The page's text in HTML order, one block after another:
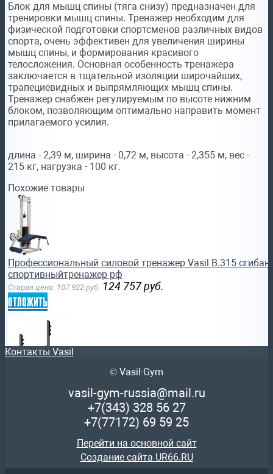
Блок для мышц спины (тяга снизу) предназначен для
тренировки мышц спины. Тренажер необходим для
физической подготовки спортсменов различных видов
спорта, очень эффективен для увеличения ширины
мышц спины, и формирования красивого
телосложения. Основная особенность тренажера
заключается в тщательной изоляции широчайших,
трапециевидных и выпрямляющих мышц спины.
Тренажер снабжен регулируемым по высоте нижним
блоком, позволяющим оптимально направить момент
прилагаемого усилия.
длина - 2,39 м, ширина - 0,72 м, высота - 2,355 м, вес -
215 кг, нагрузка - 100 кг.
Похожие товары
Профессиональный силовой тренажер Vasil B.315
спортивныйтренажер рф
Старая цена: 107 922 руб. 124 757 руб.
отложить
Профессиональный силовой тренажер Vasil B.201
жима blackstep
Контакты Vasil
© Vasil-Gym
vasil-gym-russia@mail.ru
+7(343) 328 56 27
+7(77172) 69 59 25
Перейти на основной сайт
Создание сайта UR66.RU